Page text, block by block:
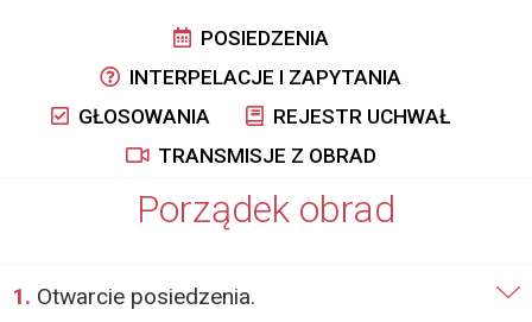
POSIEDZENIA
INTERPELACJE I ZAPYTANIA
GŁOSOWANIA
REJESTR UCHWAŁ
TRANSMISJE Z OBRAD
Porządek obrad
1. Otwarcie posiedzenia.